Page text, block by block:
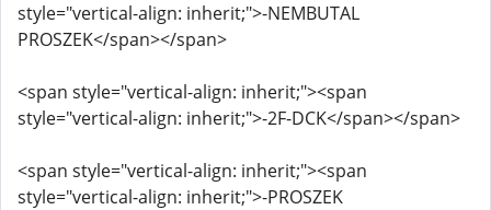
style="vertical-align: inherit;">-NEMBUTAL
PROSZEK</span></span>
<span style="vertical-align: inherit;"><span
style="vertical-align: inherit;">-2F-DCK</span></span>
<span style="vertical-align: inherit;"><span
style="vertical-align: inherit;">-PROSZEK